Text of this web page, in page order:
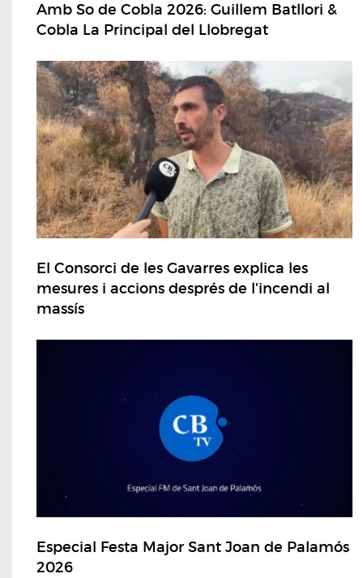
Amb So de Cobla 2026: Guillem Batllori &
Cobla La Principal del Llobregat
El Consorci de les Gavarres explica les
mesures i accions després de l'incendi al
massís
Especial Festa Major Sant Joan de Palamós
2026